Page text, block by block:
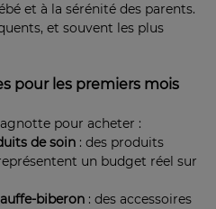
et à la sérénité des parents.
et souvent les plus
pour les premiers mois
pour acheter :
de soin : des produits
un budget réel sur
biberon : des accessoires